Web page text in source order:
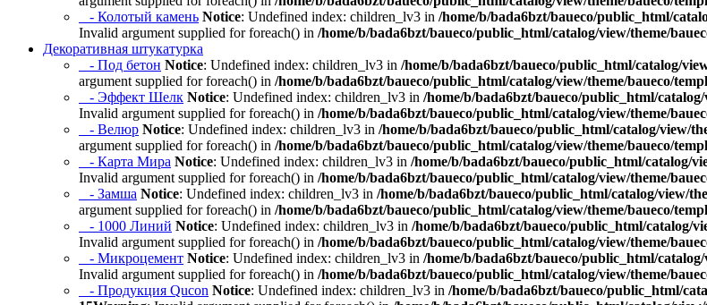
- Колотый камень Notice: Undefined index: children_lv3 in /home/b/bada6bzt/baueco/public_html/
Invalid argument supplied for foreach() in /home/b/bada6bzt/baueco/public_html/catalog/view/theme/
Декоративная штукатурка
- Под бетон Notice: Undefined index: children_lv3 in /home/b/bada6bzt/baueco/public_html/catalog/
argument supplied for foreach() in /home/b/bada6bzt/baueco/public_html/catalog/view/theme/baueco/
- Эффект Шелк Notice: Undefined index: children_lv3 in /home/b/bada6bzt/baueco/public_html/
Invalid argument supplied for foreach() in /home/b/bada6bzt/baueco/public_html/catalog/view/theme/
- Велюр Notice: Undefined index: children_lv3 in /home/b/bada6bzt/baueco/public_html/catalog/view/
argument supplied for foreach() in /home/b/bada6bzt/baueco/public_html/catalog/view/theme/baueco/
- Карта Мира Notice: Undefined index: children_lv3 in /home/b/bada6bzt/baueco/public_html/catalog/
Invalid argument supplied for foreach() in /home/b/bada6bzt/baueco/public_html/catalog/view/theme/
- Замша Notice: Undefined index: children_lv3 in /home/b/bada6bzt/baueco/public_html/catalog/view/
argument supplied for foreach() in /home/b/bada6bzt/baueco/public_html/catalog/view/theme/baueco/
- 1000 Линий Notice: Undefined index: children_lv3 in /home/b/bada6bzt/baueco/public_html/catalog/
Invalid argument supplied for foreach() in /home/b/bada6bzt/baueco/public_html/catalog/view/theme/
- Микроцемент Notice: Undefined index: children_lv3 in /home/b/bada6bzt/baueco/public_html/
Invalid argument supplied for foreach() in /home/b/bada6bzt/baueco/public_html/catalog/view/theme/
- Продукция Qucon Notice: Undefined index: children_lv3 in /home/b/bada6bzt/baueco/public_html/